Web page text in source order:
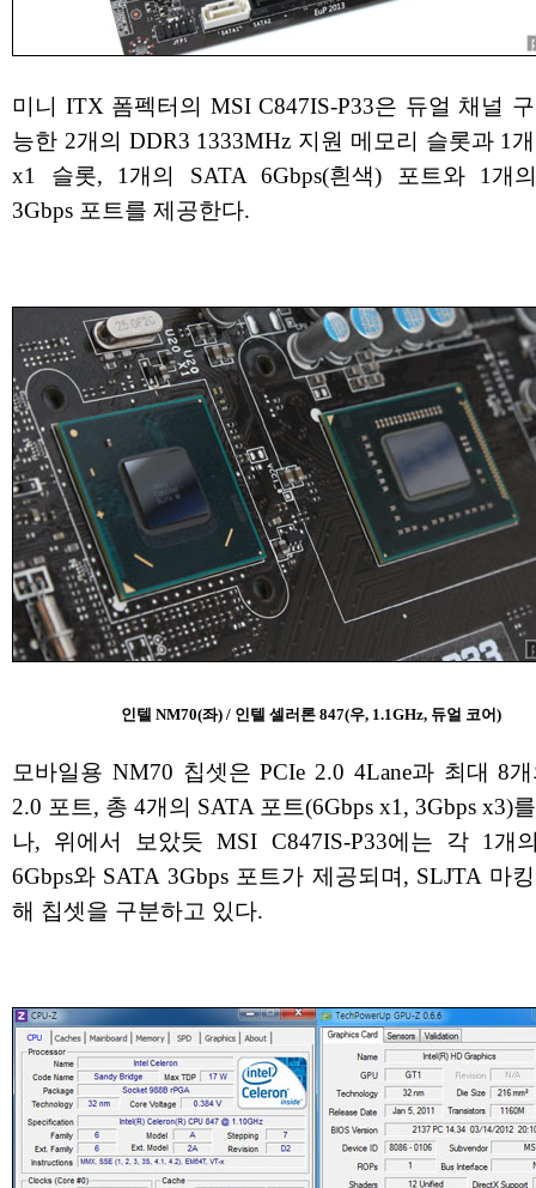
미니 ITX 폼펙터의 MSI C847IS-P33은 듀얼 채널
능한 2개의 DDR3 1333MHz 지원 메모리 슬롯과 1
x1 슬롯, 1개의 SATA 6Gbps(흰색) 포트와 1개
3Gbps 포트를 제공한다.
인텔 NM70(좌) / 인텔 셀러론 847(우, 1.1GHz, 듀얼 코어)
모바일용 NM70 칩셋은 PCIe 2.0 4Lane과 최대 8
2.0 포트, 총 4개의 SATA 포트(6Gbps x1, 3Gbps x3)
나, 위에서 보았듯 MSI C847IS-P33에는 각 1개
6Gbps와 SATA 3Gbps 포트가 제공되며, SLJTA 마
해 칩셋을 구분하고 있다.